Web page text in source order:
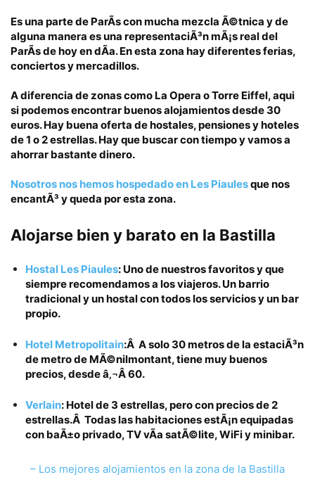
Es una parte de ParÃ­s con mucha mezcla Ã©tnica y de
alguna manera es una representaciÃ³n mÃ¡s real del
ParÃ­s de hoy en dÃ­a. En esta zona hay diferentes ferias,
conciertos y mercadillos.
A diferencia de zonas como La Opera oTorre Eiffel, aqui
si podemos encontrar buenos alojamientosdesde 30
euros.Hay buena oferta de hostales, pensiones y hoteles
de 1 o 2 estrellas.Hay que buscar con tiempo y vamos a
ahorrar bastante dinero.
Nosotros nos hemos hospedado en Les Piaulesque nos
encantÃ³ y queda por esta zona.
Alojarse bien y barato en la Bastilla
Hostal Les Piaules: Uno de nuestros favoritos y que
siempre recomendamos a los viajeros. Un barrio
tradicional y un hostal con todos los servicios y un bar
propio.
Hotel Metropolitain:Â A solo 30 metros de la estaciÃ³n
de metro de MÃ©nilmontant, tiene muy buenos
precios, desdeâ‚¬Â 60.
Verlain: Hotel de 3 estrellas, pero con precios de 2
estrellas.Â Todas las habitaciones estÃ¡n equipadas
con baÃ±o privado, TV vÃ­a satÃ©lite, WiFi y minibar.
– Los mejores alojamientos en la zona de la Bastilla